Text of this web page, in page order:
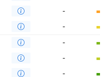
-
-
-
-
-